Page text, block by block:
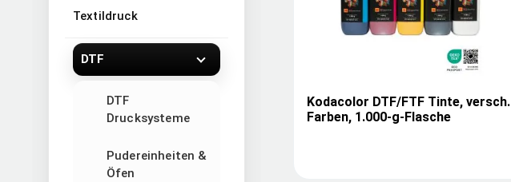
Textildruck
DTF
DTF
Drucksysteme
Pudereinheiten &
Öfen
Kodacolor DTF/FTF Tinte, versch.
Farben, 1.000-g-Flasche